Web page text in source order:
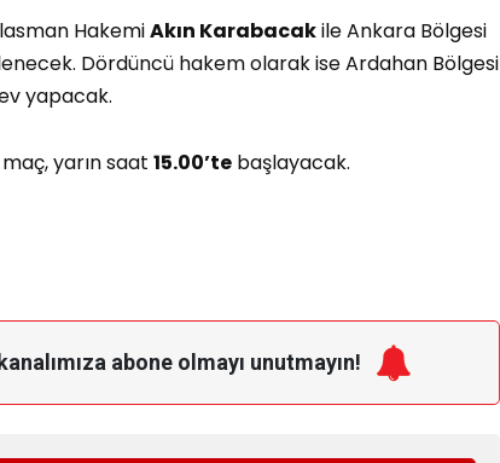
HakemiAkın Karabacakile Ankara Bölgesi
Dördüncü hakem olarak ise Ardahan Bölgesi
yapacak.
yarın saat 15.00’te başlayacak.
abone olmayı unutmayın!